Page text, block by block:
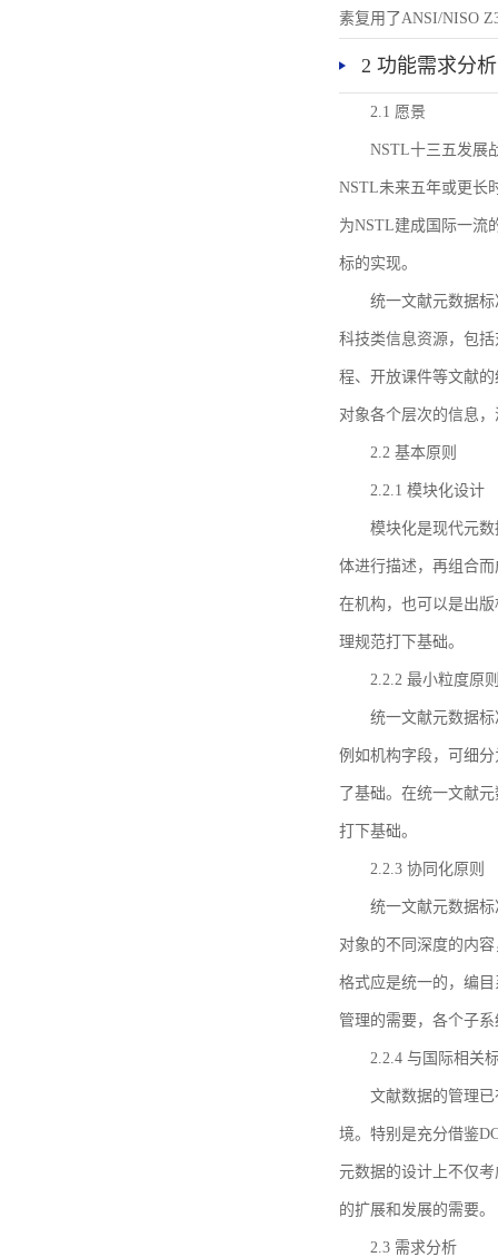
素复用了ANSI/NISO
2 功能需求分析
2.1 愿景
NSTL十三五发展
NSTL未来五年或更长
为NSTL建成国际一流
标的实现。
统一文献元数据
科技类信息资源，包
程、开放课件等文献
对象各个层次的信息
2.2 基本原则
2.2.1 模块化设计
模块化是现代元
体进行描述，再组合
在机构，也可以是出
理规范打下基础。
2.2.2 最小粒度原
统一文献元数据
例如机构字段，可细
了基础。在统一文献
打下基础。
2.2.3 协同化原则
统一文献元数据
对象的不同深度的内
格式应是统一的，编
管理的需要，各个子
2.2.4 与国际相关
文献数据的管理
境。特别是充分借鉴
元数据的设计上不仅
的扩展和发展的需要。
2.3 需求分析